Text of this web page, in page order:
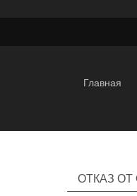
Главная
ОТКАЗ